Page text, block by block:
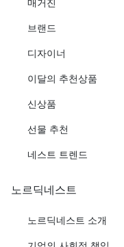
매거진
브랜드
디자이너
이달의 추천상품
신상품
선물 추천
네스트 트렌드
노르딕네스트
노르딕네스트 소개